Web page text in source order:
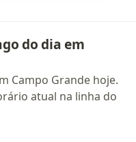
do dia em
Campo Grande hoje.
atual na linha do